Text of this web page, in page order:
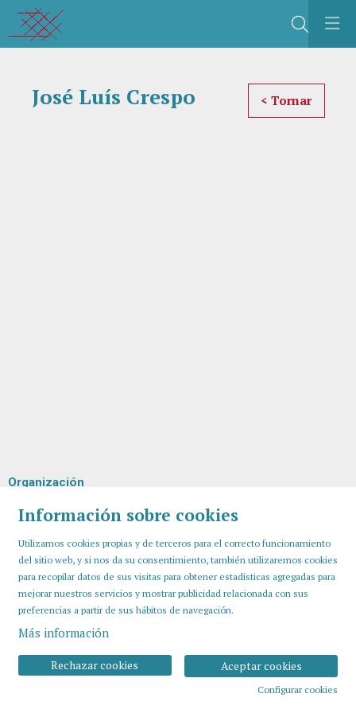
Buscar
< Tornar
José Luís Crespo
Organización
Información sobre cookies
Utilizamos cookies propias y de terceros para el correcto funcionamiento
del sitio web, y si nos da su consentimiento, también utilizaremos cookies
para recopilar datos de sus visitas para obtener estadísticas agregadas para
mejorar nuestros servicios y mostrar publicidad relacionada con sus
preferencias a partir de sus hábitos de navegación.
Más información
Aceptar cookies
Rechazar cookies
Configurar cookies